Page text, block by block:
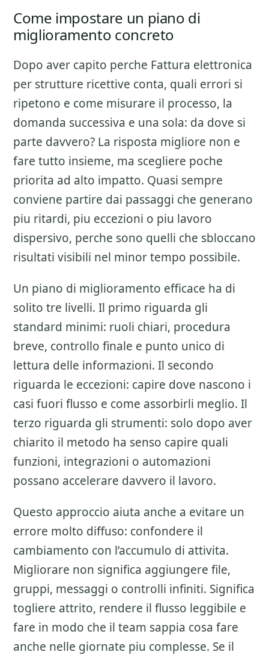
Come impostare un piano di
miglioramento concreto
Dopo aver capito perche Fattura elettronica
per strutture ricettive conta, quali errori si
ripetono e come misurare il processo, la
domanda successiva e una sola: da dove si
parte davvero? La risposta migliore non e
fare tutto insieme, ma scegliere poche
priorita ad alto impatto. Quasi sempre
conviene partire dai passaggi che generano
piu ritardi, piu eccezioni o piu lavoro
dispersivo, perche sono quelli che sbloccano
risultati visibili nel minor tempo possibile.
Un piano di miglioramento efficace ha di
solito tre livelli. Il primo riguarda gli
standard minimi: ruoli chiari, procedura
breve, controllo finale e punto unico di
lettura delle informazioni. Il secondo
riguarda le eccezioni: capire dove nascono i
casi fuori flusso e come assorbirli meglio. Il
terzo riguarda gli strumenti: solo dopo aver
chiarito il metodo ha senso capire quali
funzioni, integrazioni o automazioni
possano accelerare davvero il lavoro.
Questo approccio aiuta anche a evitare un
errore molto diffuso: confondere il
cambiamento con l’accumulo di attivita.
Migliorare non significa aggiungere file,
gruppi, messaggi o controlli infiniti. Significa
togliere attrito, rendere il flusso leggibile e
fare in modo che il team sappia cosa fare
anche nelle giornate piu complesse. Se il